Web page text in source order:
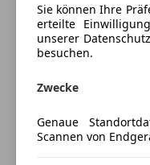
Navigationssystem
Regensensor
Schlüssellose
Start/Stop-Automatik
Tempomat
Unterhaltung/
Mercedes-Benz X-
Kraftvoll &
Klasse mit dem
Dieselmotor (190
Sie können Ihre
erteilte
unserer
besuchen.
Zwecke
Genaue
Scannen von